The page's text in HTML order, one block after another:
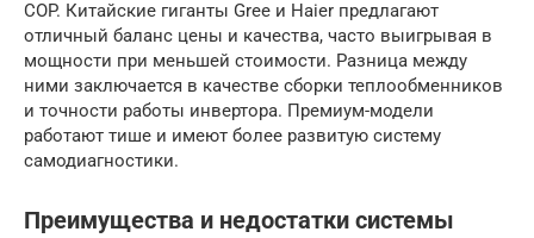
COP. Китайские гиганты Gree и Haier предлагают
отличный баланс цены и качества, часто выигрывая в
мощности при меньшей стоимости. Разница между
ними заключается в качестве сборки теплообменников
и точности работы инвертора. Премиум-модели
работают тише и имеют более развитую систему
самодиагностики.
Преимущества и недостатки системы